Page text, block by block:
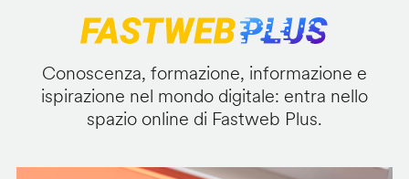
Conoscenza, formazione, informazione e
ispirazione nel mondo digitale: entra nello
spazio online di Fastweb Plus.